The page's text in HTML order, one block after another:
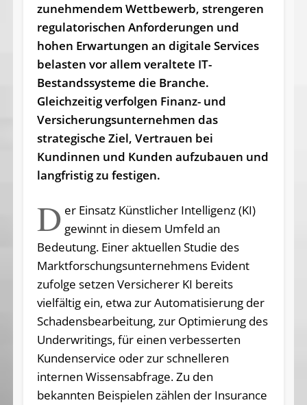
zunehmendem Wettbewerb, strengeren
regulatorischen Anforderungen und
hohen Erwartungen an digitale Services
belasten vor allem veraltete IT-
Bestandssysteme die Branche.
Gleichzeitig verfolgen Finanz- und
Versicherungsunternehmen das
strategische Ziel, Vertrauen bei
Kundinnen und Kunden aufzubauen und
langfristig zu festigen.
D er Einsatz Künstlicher Intelligenz (KI)
gewinnt in diesem Umfeld an
Bedeutung. Einer aktuellen Studie des
Marktforschungsunternehmens Evident
zufolge setzen Versicherer KI bereits
vielfältig ein, etwa zur Automatisierung der
Schadensbearbeitung, zur Optimierung des
Underwritings, für einen verbesserten
Kundenservice oder zur schnelleren
internen Wissensabfrage. Zu den
bekannten Beispielen zählen der Insurance